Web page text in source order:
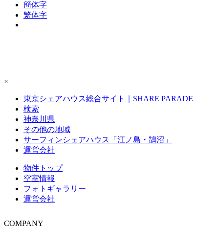
簡体字
繁体字
×
東京シェアハウス総合サイト｜SHARE PARADE
検索
神奈川県
その他の地域
サーフィンシェアハウス「江ノ島・鵠沼」
運営会社
物件トップ
空室情報
フォト ギャラリー
運営会社
COMPANY